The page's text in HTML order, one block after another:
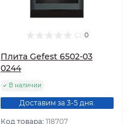
0
Плита Gefest 6502-03
0244
В наличии
Доставим за 3-5 дня.
Код товара: 118707